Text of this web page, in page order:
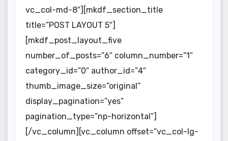
vc_col-md-8″][mkdf_section_title
title=”POST LAYOUT 5″]
[mkdf_post_layout_five
number_of_posts=”6″ column_number=”1″
category_id=”0″ author_id=”4″
thumb_image_size=”original”
display_pagination=”yes”
pagination_type=”np-horizontal”]
[/vc_column][vc_column offset=”vc_col-lg-